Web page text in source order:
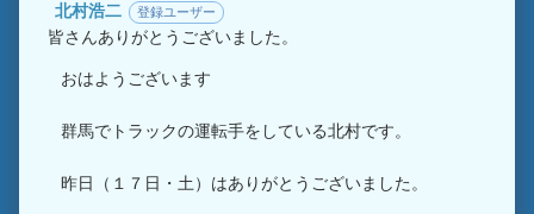
北村浩二 登録ユーザー
皆さんありがとうございました。
おはようございます
群馬でトラックの運転手をしている北村です。
昨日（１７日・土）はありがとうございました。